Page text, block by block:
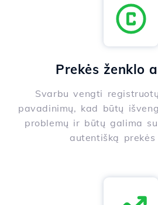
Prekės ženklo
Svarbu vengti
pavadinimų, kad būtų
problemų ir būtų galima
autentišką prekės